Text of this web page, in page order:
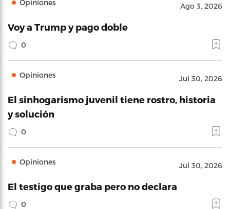
Opiniones Ago 3, 2026
Voy a Trump y pago doble
0
Opiniones Jul 30, 2026
El sinhogarismo juvenil tiene rostro, historia
y solución
0
Opiniones Jul 30, 2026
El testigo que graba pero no declara
0